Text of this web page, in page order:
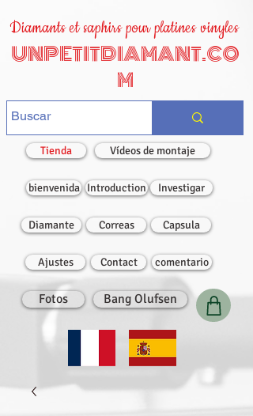
Diamants et saphirs pour platines vinyles
UNPETITDIAMANT.CO
M
Tienda Vídeos de montaje
bienvenida Introduction Investigar
Diamante Correas Capsula
Ajustes Contact comentario
Fotos Bang Olufsen